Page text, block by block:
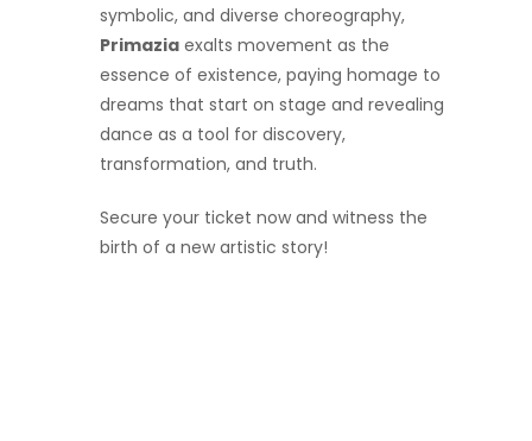
symbolic, and diverse choreography,
Primazia exalts movement as the
essence of existence, paying homage to
dreams that start on stage and revealing
dance as a tool for discovery,
transformation, and truth.
Secure your ticket now and witness the
birth of a new artistic story!